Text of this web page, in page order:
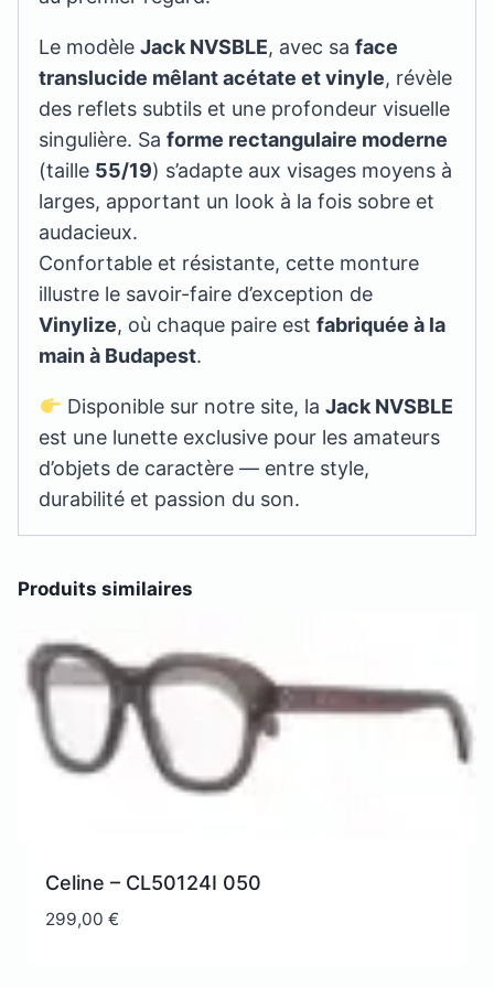
Le modèleJack NVSBLE, avec saface
translucide mêlant acétate et vinyle, révèle
des reflets subtils et une profondeur visuelle
singulière. Saforme rectangulaire moderne
(taille 55/19) s’adapte aux visages moyens à
larges, apportant un look à la fois sobre et
audacieux.
Confortable et résistante, cette monture
illustre le savoir-faire d’exception de
Vinylize, où chaque paire estfabriquée à la
main à Budapest.
Disponible sur notre site, la Jack NVSBLE
est une lunette exclusive pour les amateurs
d’objets de caractère — entre style,
durabilité et passion du son.
Produits similaires
Celine – CL50124I 050
299,00€